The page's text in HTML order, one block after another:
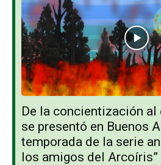
De la concientización
se presentó en Buenos
temporada de la serie
los amigos del Arcoíris”